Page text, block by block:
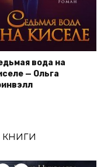
вода на
— Ольга